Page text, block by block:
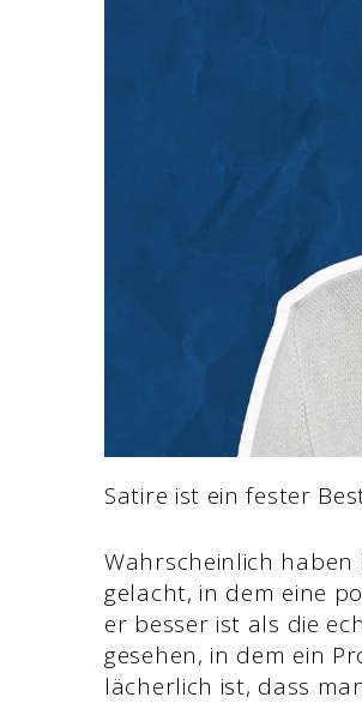
Satire ist ein fester
Wahrscheinlich haben
gelacht, in dem eine
er besser ist als die
gesehen, in dem ein
lächerlich ist, dass